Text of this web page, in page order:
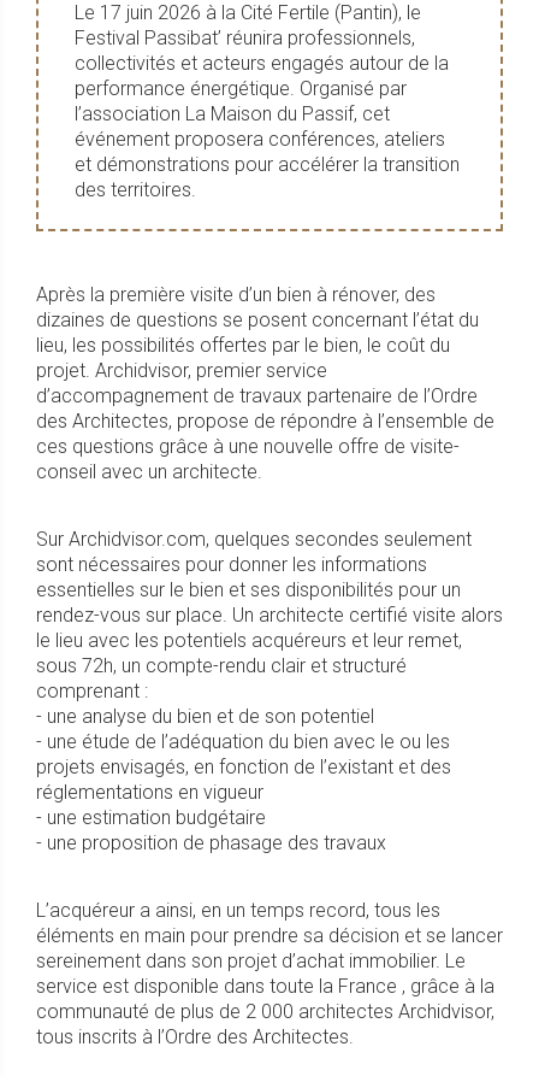
Le 17 juin 2026 à la Cité Fertile (Pantin), le
Festival Passibat’ réunira professionnels,
collectivités et acteurs engagés autour de la
performance énergétique. Organisé par
l’association La Maison du Passif, cet
événement proposera conférences, ateliers
et démonstrations pour accélérer la transition
des territoires.
Après la première visite d’un bien à rénover, des
dizaines de questions se posent concernant l’état du
lieu, les possibilités offertes par le bien, le coût du
projet. Archidvisor, premier service
d’accompagnement de travaux partenaire de l’Ordre
des Architectes, propose de répondre à l’ensemble de
ces questions grâce à une nouvelle offre de visite-
conseil avec un architecte.
Sur Archidvisor.com, quelques secondes seulement
sont nécessaires pour donner les informations
essentielles sur le bien et ses disponibilités pour un
rendez-vous sur place. Un architecte certifié visite alors
le lieu avec les potentiels acquéreurs et leur remet,
sous 72h, un compte-rendu clair et structuré
comprenant :
- une analyse du bien et de son potentiel
- une étude de l’adéquation du bien avec le ou les
projets envisagés, en fonction de l’existant et des
réglementations en vigueur
- une estimation budgétaire
- une proposition de phasage des travaux
L’acquéreur a ainsi, en un temps record, tous les
éléments en main pour prendre sa décision et se lancer
sereinement dans son projet d’achat immobilier. Le
service est disponible dans toute la France , grâce à la
communauté de plus de 2 000 architectes Archidvisor,
tous inscrits à l’Ordre des Architectes.